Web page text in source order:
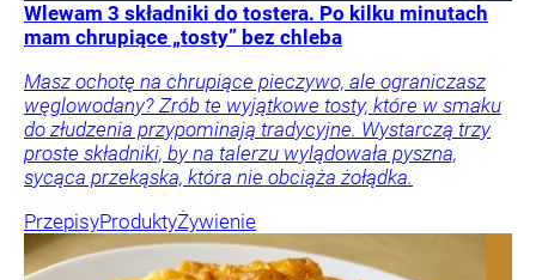
Wlewam 3 składniki do tostera. Po kilku minutach
mam chrupiące „tosty” bez chleba
Masz ochotę na chrupiące pieczywo, ale ograniczasz
węglowodany? Zrób te wyjątkowe tosty, które w smaku
do złudzenia przypominają tradycyjne. Wystarczą trzy
proste składniki, by na talerzu wylądowała pyszna,
sycąca przekąska, która nie obciąża żołądka.
PrzepisyProduktyŻywienie